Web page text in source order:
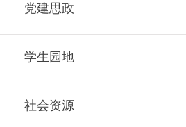
党建思政
学生园地
社会资源